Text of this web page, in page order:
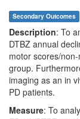
Secondary Outcomes
Description: To
DTBZ annual
motor scores/
group.
imaging as an in
PD patients.
Measure: To